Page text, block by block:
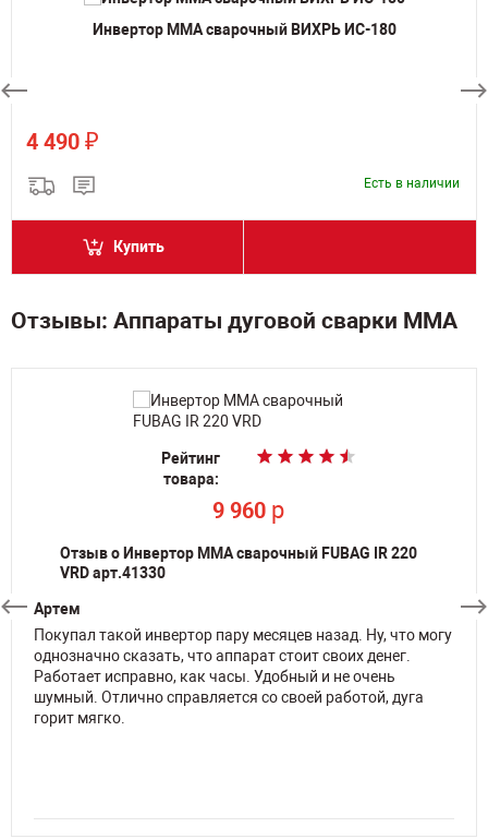
Инвертор MMA сварочный ВИХРЬ ИС-180
4 490 ₽
Есть в наличии
Купить
Отзывы: Аппараты дуговой сварки MMA
Рейтинг
товара:
9 960 p
Отзыв о Инвертор MMA сварочный FUBAG IR 220
VRD арт.41330
Артем
Покупал такой инвертор пару месяцев назад. Ну, что могу
однозначно сказать, что аппарат стоит своих денег.
Работает исправно, как часы. Удобный и не очень
шумный. Отлично справляется со своей работой, дуга
горит мягко.
Рейтинг
товара:
9 960 p
Рейтинг
товара:
По запросу
Рейтинг
товара:
60 500
Рейтинг
товара:
86 300
Рейтинг
товара:
По запросу
Рейтинг
товара:
По запросу
Рейтинг
товара:
9 350 p
Рейтинг
товара:
9 350 p
Рейтинг
товара:
297 400p